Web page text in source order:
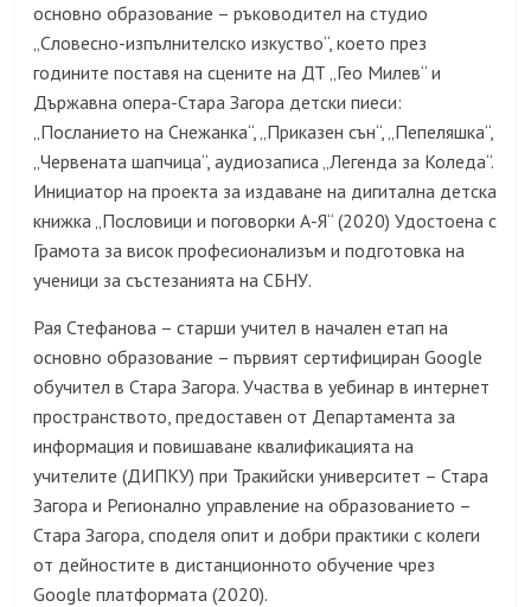
основно образование – ръководител на студио
„Словесно-изпълнителско изкуство“, което през
годините поставя на сцените на ДТ „Гео Милев“ и
Държавна опера-Стара Загора детски пиеси:
„Посланието на Снежанка“, „Приказен сън“, „Пепеляшка“,
„Червената шапчица“, аудиозаписа „Легенда за Коледа“.
Инициатор на проекта за издаване на дигитална детска
книжка „Пословици и поговорки А-Я“ (2020) Удостоена с
Грамота за висок професионализъм и подготовка на
ученици за състезанията на СБНУ.
Рая Стефанова – старши учител в начален етап на
основно образование – първият сертифициран Google
обучител в Стара Загора. Участва в уебинар в интернет
пространството, предоставен от Департамента за
информация и повишаване квалификацията на
учителите (ДИПКУ) при Тракийски университет – Стара
Загора и Регионално управление на образованието –
Стара Загора, споделя опит и добри практики с колеги
от дейностите в дистанционното обучение чрез
Google платформата (2020).